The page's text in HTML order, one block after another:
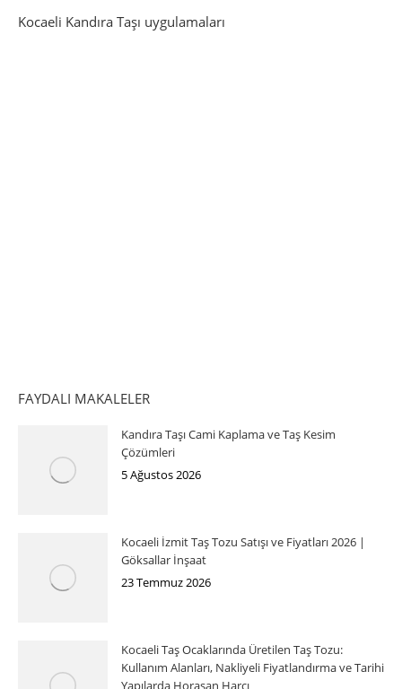
Kocaeli Kandıra Taşı uygulamaları
FAYDALI MAKALELER
Kandıra Taşı Cami Kaplama ve Taş Kesim
Çözümleri
5 Ağustos 2026
Kocaeli İzmit Taş Tozu Satışı ve Fiyatları 2026 |
Göksallar İnşaat
23 Temmuz 2026
Kocaeli Taş Ocaklarında Üretilen Taş Tozu:
Kullanım Alanları, Nakliyeli Fiyatlandırma ve Tarihi
Yapılarda Horasan Harcı